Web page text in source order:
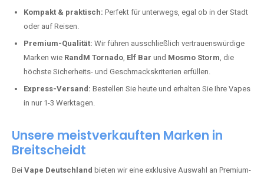
Kompakt & praktisch: Perfekt für unterwegs, egal ob in der Stadt
oder auf Reisen.
Premium-Qualität: Wir führen ausschließlich vertrauenswürdige
Marken wie RandM Tornado, Elf Bar und Mosmo Storm, die
höchste Sicherheits- und Geschmackskriterien erfüllen.
Express-Versand: Bestellen Sie heute und erhalten Sie Ihre Vapes
in nur 1-3 Werktagen.
Unsere meistverkauften Marken in
Breitscheidt
Bei Vape Deutschland bieten wir eine exklusive Auswahl an Premium-